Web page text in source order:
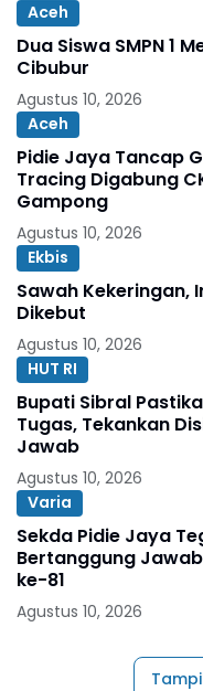
Aceh
Dua Siswa SMPN 1
Cibubur
Agustus 10, 2026
Aceh
Pidie Jaya Tancap
Tracing Digabung
Gampong
Agustus 10, 2026
Ekbis
Sawah Kekeringan,
Dikebut
Agustus 10, 2026
HUT RI
Bupati Sibral
Tugas, Tekankan
Jawab
Agustus 10, 2026
Varia
Sekda Pidie Jaya
Bertanggung Jawab
ke-81
Agustus 10, 2026